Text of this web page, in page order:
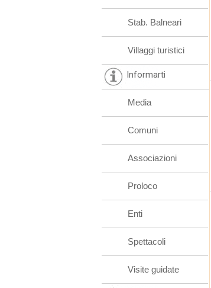
Stab. Balneari
Villaggi turistici
Informarti
Media
Comuni
Associazioni
Proloco
Enti
Spettacoli
Visite guidate